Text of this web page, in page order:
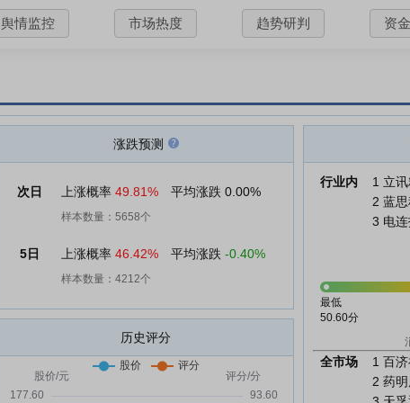
舆情监控 市场热度 趋势研判 资
涨跌预测
次日 上涨概率 49.81% 平均涨跌 0.00%
样本数量：5658个
5日 上涨概率 46.42% 平均涨跌 -0.40%
样本数量：4212个
历史评分
行业内 1 立
2 蓝
3 电
最低
50.60分
全市场 1 百济
2 药